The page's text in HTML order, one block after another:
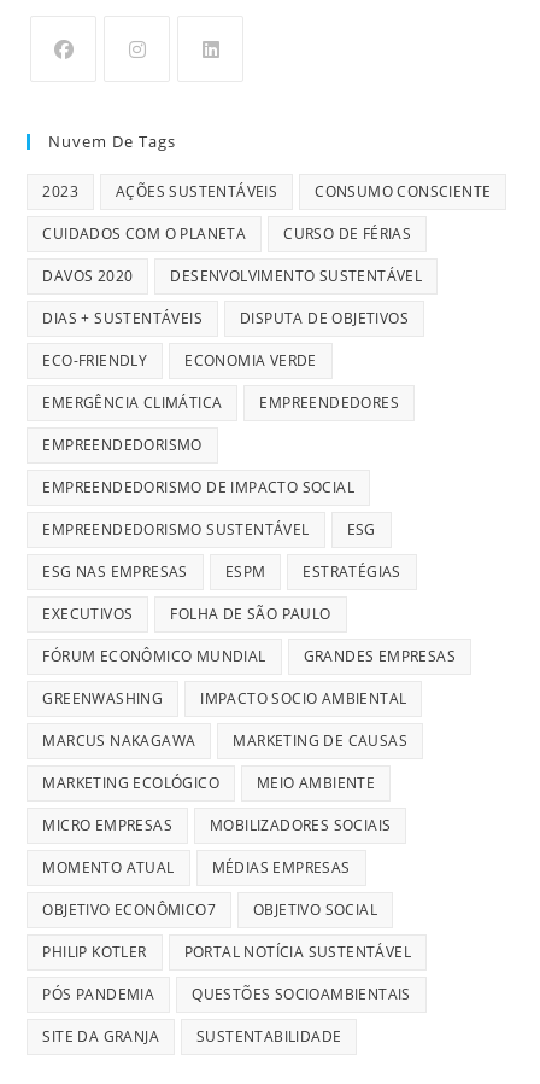
Nuvem De Tags
2023 AÇÕES SUSTENTÁVEIS CONSUMO CONSCIENTE
CUIDADOS COM O PLANETA CURSO DE FÉRIAS
DAVOS 2020 DESENVOLVIMENTO SUSTENTÁVEL
DIAS + SUSTENTÁVEIS DISPUTA DE OBJETIVOS
ECO-FRIENDLY ECONOMIA VERDE
EMERGÊNCIA CLIMÁTICA EMPREENDEDORES
EMPREENDEDORISMO
EMPREENDEDORISMO DE IMPACTO SOCIAL
EMPREENDEDORISMO SUSTENTÁVEL ESG
ESG NAS EMPRESAS ESPM ESTRATÉGIAS
EXECUTIVOS FOLHA DE SÃO PAULO
FÓRUM ECONÔMICO MUNDIAL GRANDES EMPRESAS
GREENWASHING IMPACTO SOCIO AMBIENTAL
MARCUS NAKAGAWA MARKETING DE CAUSAS
MARKETING ECOLÓGICO MEIO AMBIENTE
MICRO EMPRESAS MOBILIZADORES SOCIAIS
MOMENTO ATUAL MÉDIAS EMPRESAS
OBJETIVO ECONÔMICO7 OBJETIVO SOCIAL
PHILIP KOTLER PORTAL NOTÍCIA SUSTENTÁVEL
PÓS PANDEMIA QUESTÕES SOCIOAMBIENTAIS
SITE DA GRANJA SUSTENTABILIDADE